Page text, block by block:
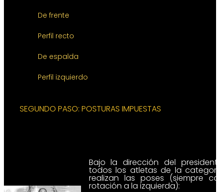
De frente
Perfil recto
De espalda
Perfil izquierdo
SEGUNDO PASO: POSTURAS IMPUESTAS
Bajo la dirección del
todos los atletas de la
realizan las poses (siempre
rotación a la izquierda):